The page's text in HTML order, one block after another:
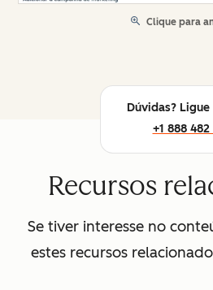
Clique para
Dúvidas?
+1 888 482
Recursos
Se tiver interesse no
estes recursos